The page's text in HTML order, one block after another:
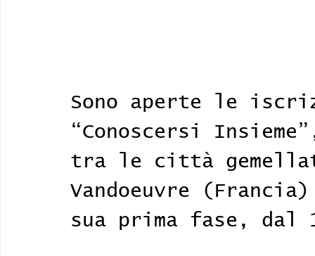
Sono aperte le
“Conoscersi
tra le città
Vandoeuvre
sua prima fase, dal